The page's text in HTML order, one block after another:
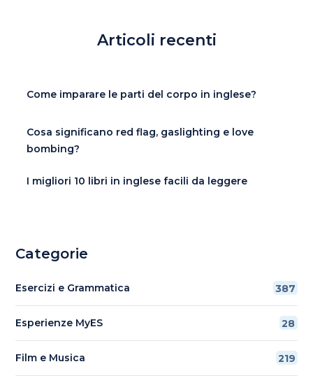
Articoli recenti
Come imparare le parti del corpo in inglese?
Cosa significano red flag, gaslighting e love
bombing?
I migliori 10 libri in inglese facili da leggere
Categorie
Esercizi e Grammatica 387
Esperienze MyES 28
Film e Musica 219